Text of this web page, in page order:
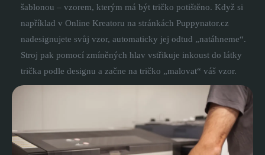
šablonou – vzorem, kterým má být tričko potištěno. Když si
například v Online Kreatoru na stránkách Puppynator.cz
nadesignujete svůj vzor, automaticky jej odtud „natáhneme“.
Stroj pak pomocí zmíněných hlav vstřikuje inkoust do látky
trička podle designu a začne na tričko „malovat“ váš vzor.